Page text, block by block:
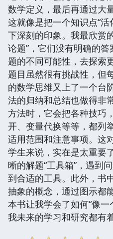
数学定义，最后再通过大
这就像是把一个知识点“
下深刻的印象。我最欣赏
论题”，它们没有明确的
题的不同可能性，去探索
题目虽然很有挑战性，但
的数学思维又上了一个台
法的归纳和总结也做得非
方法时，它会把各种技巧
开、变量代换等等，都列
适用范围和注意事项。这
学生来说，实在是太重要
晰的解题“工具箱”，遇到
到合适的工具。此外，书
抽象的概念，通过图示都
本书让我学会了如何“像
我未来的学习和研究都有